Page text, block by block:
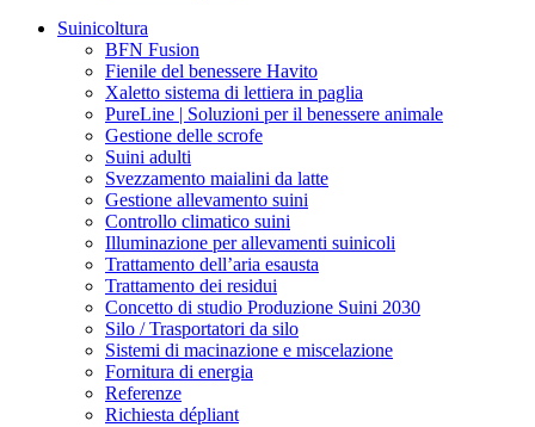
Suinicoltura
BFN Fusion
Fienile del benessere Havito
Xaletto sistema di lettiera in paglia
PureLine | Soluzioni per il benessere animale
Gestione delle scrofe
Suini adulti
Svezzamento maialini da latte
Gestione allevamento suini
Controllo climatico suini
Illuminazione per allevamenti suinicoli
Trattamento dell’aria esausta
Trattamento dei residui
Concetto di studio Produzione Suini 2030
Silo / Trasportatori da silo
Sistemi di macinazione e miscelazione
Fornitura di energia
Referenze
Richiesta dépliant